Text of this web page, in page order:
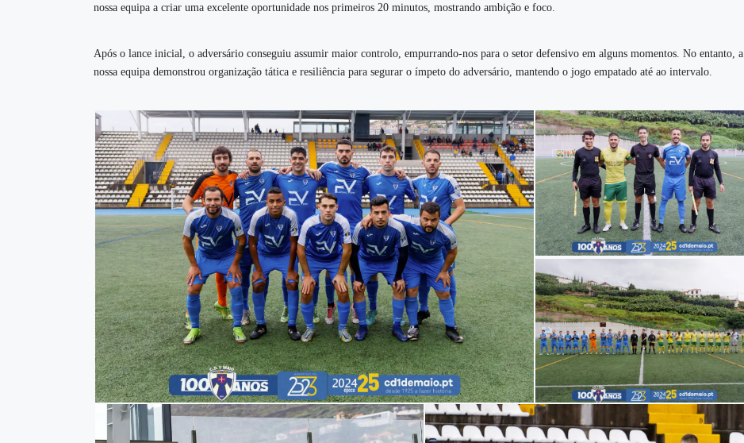
nossa equipa a criar uma excelente oportunidade nos primeiros 20 minutos, mostrando ambição e foco.
Após o lance inicial, o adversário conseguiu assumir maior controlo, empurrando-nos para o setor defensivo em alguns momentos. No entanto, a
nossa equipa demonstrou organização tática e resiliência para segurar o ímpeto do adversário, mantendo o jogo empatado até ao intervalo.